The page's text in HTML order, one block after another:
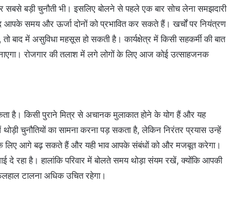
बड़ी चुनौती भी। इसलिए बोलने से पहले एक बार सोच लेना समझदारी
आपके समय और ऊर्जा दोनों को प्रभावित कर सकते हैं। खर्चों पर नियंत्रण
में असुविधा महसूस हो सकती है। कार्यक्षेत्र में किसी सहकर्मी की बात
रोजगार की तलाश में लगे लोगों के लिए आज कोई उत्साहजनक
किसी पुराने मित्र से अचानक मुलाकात होने के योग हैं और यह
थोड़ी चुनौतियों का सामना करना पड़ सकता है, लेकिन निरंतर प्रयास उन्हें
आगे बढ़ सकते हैं और यही भाव आपके संबंधों को और मजबूत करेगा।
रहा है। हालांकि परिवार में बोलते समय थोड़ा संयम रखें, क्योंकि आपकी
टालना अधिक उचित रहेगा।